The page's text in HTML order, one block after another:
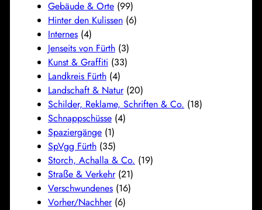
Gebäude & Orte(99)
Hinter den Kulissen(6)
Internes(4)
Jenseits von Fürth(3)
Kunst & Graffiti (33)
Landkreis Fürth(4)
Landschaft & Natur(20)
Schilder, Reklame, Schriften & Co. (18)
Schnappschüsse(4)
Spaziergänge(1)
SpVgg Fürth(35)
Storch, Achalla & Co. (19)
Straße & Verkehr(21)
Verschwundenes(16)
Vorher/Nachher(6)